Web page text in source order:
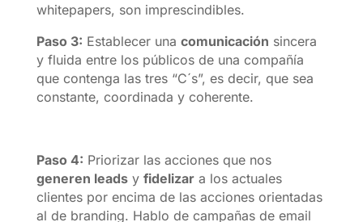
whitepapers, son imprescindibles.
Paso 3: Establecer una comunicación sincera
y fluida entre los públicos de una compañía
que contenga las tres “C´s”, es decir, que sea
constante, coordinada y coherente.
Paso 4: Priorizar las acciones que nos
generen leadsy fidelizara los actuales
clientes por encima de las acciones orientadas
al de branding. Hablo de campañas de email